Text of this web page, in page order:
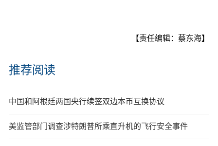
【责任编辑：蔡东海】
推荐阅读
中国和阿根廷两国央行续签双边本币互换协议
美监管部门调查涉特朗普所乘直升机的飞行安全事件